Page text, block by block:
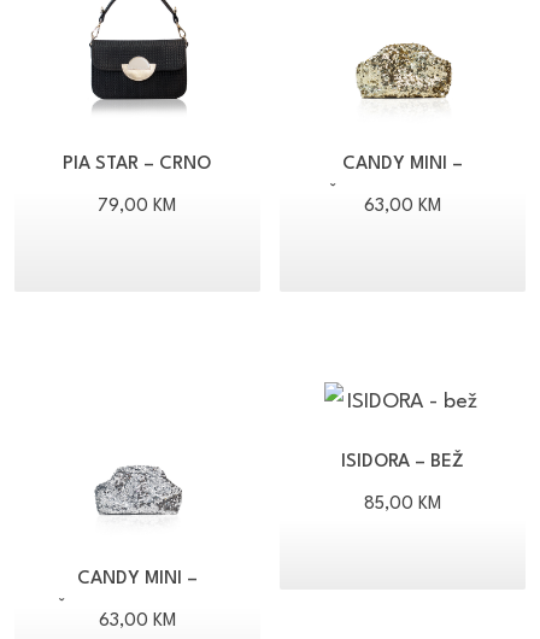
PIA STAR – CRNO
79,00KM
CANDY MINI –
ŠLJOKICE/ZLATO
63,00KM
CANDY MINI –
ŠLJOKICE/SREBRO
63,00 KM
ISIDORA – BEŽ
85,00 KM